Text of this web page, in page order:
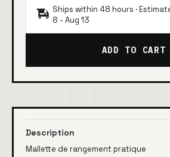
Ships within 48 hours ·
8 - Aug 13
ADD TO CART
Description
Mallette de rangement pratique